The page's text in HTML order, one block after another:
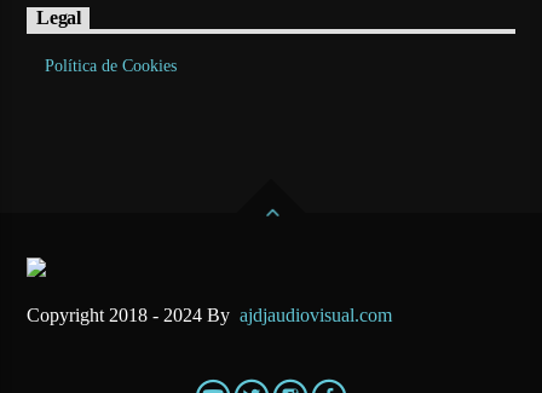
Legal
Política de Cookies
Copyright 2018 - 2024 Byajdjaudiovisual.com